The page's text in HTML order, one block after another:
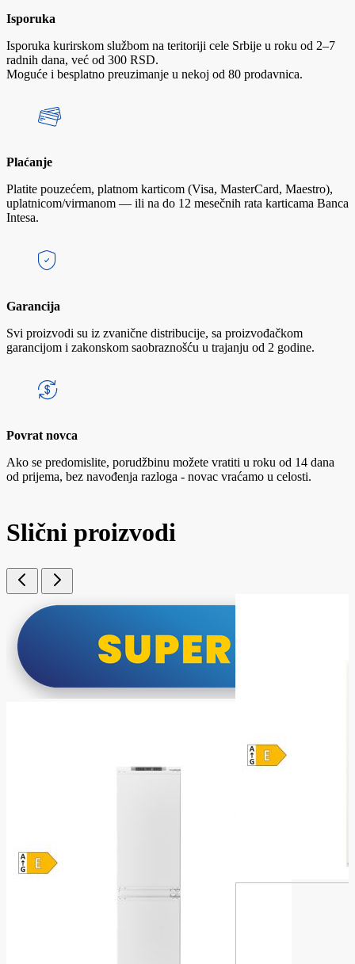
Isporuka
Isporuka kurirskom službom na teritoriji cele Srbije u roku od 2–7
radnih dana, već od 300 RSD.
Moguće i besplatno preuzimanje u nekoj od 80 prodavnica.
Plaćanje
Platite pouzećem, platnom karticom (Visa, MasterCard, Maestro),
uplatnicom/virmanom — ili na do 12 mesečnih rata karticama Banca
Intesa.
Garancija
Svi proizvodi su iz zvanične distribucije, sa proizvođačkom
garancijom i zakonskom saobraznošću u trajanju od 2 godine.
Povrat novca
Ako se predomislite, porudžbinu možete vratiti u roku od 14 dana
od prijema, bez navođenja razloga - novac vraćamo u celosti.
Slični proizvodi